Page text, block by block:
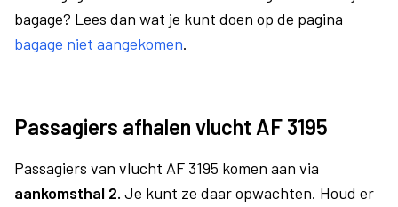
bagage? Lees dan wat je kunt doen op de pagina
bagage niet aangekomen.
Passagiers afhalen vlucht AF 3195
Passagiers van vlucht AF 3195 komen aan via
aankomsthal 2. Je kunt ze daar opwachten. Houd er